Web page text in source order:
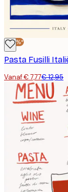
-40%*
Pasta Fusilli
Vanaf € 7,77€ 12,95